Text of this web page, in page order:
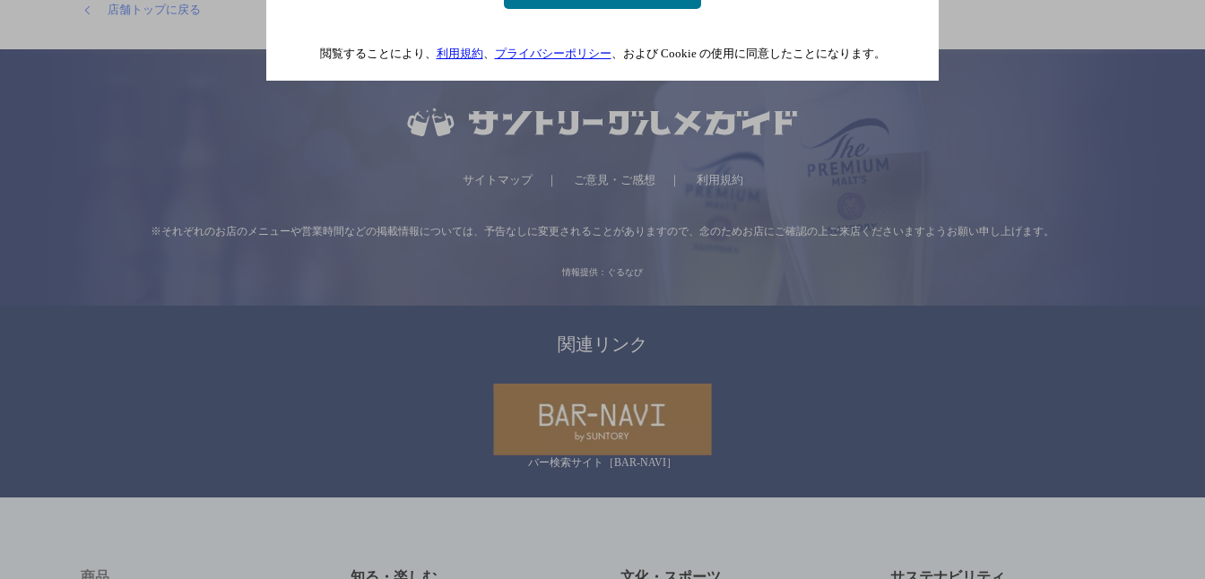
店舗トップに戻る
サイトマップ ご意見・ご感想 利用規約
※それぞれのお店のメニューや営業時間などの掲載情報については、 予告なしに変更されることがありますので、 念のためお店にご確認の上ご来店くださいますようお願い申し上げます。
情報提供：ぐるなび
関連リンク
バー検索サイト［BAR-NAVI］
閲覧することにより、 利用規約、 プライバシーポリシー、および Cookie の使用に同意したことになります。